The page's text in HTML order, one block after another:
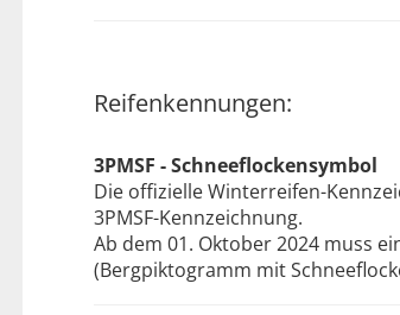
Reifenkennungen:
3PMSF - Schneeflockensymbol
Die offizielle Winterreifen-
3PMSF-Kennzeichnung.
Ab dem 01. Oktober 2024 muss
(Bergpiktogramm mit